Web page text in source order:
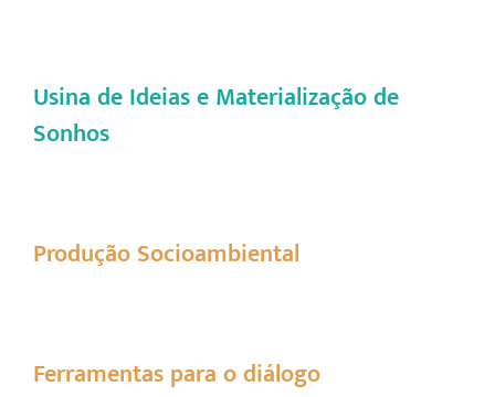
Usina de Ideias e Materialização de
Sonhos
Produção Socioambiental
Ferramentas para o diálogo